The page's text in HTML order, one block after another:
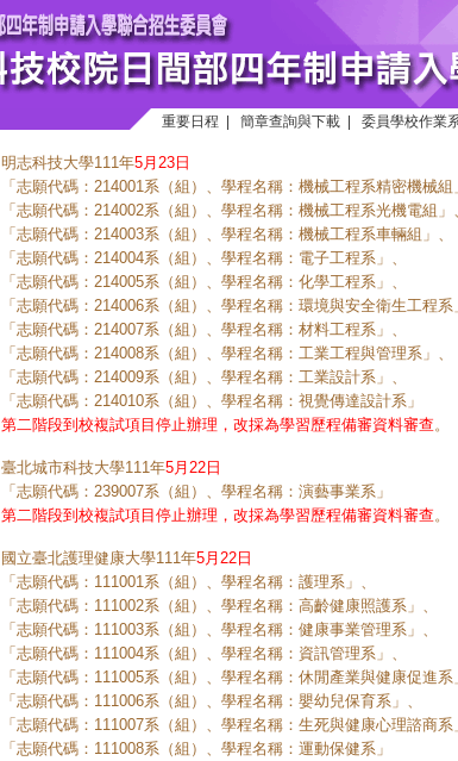
重要日程 簡章查詢與下載 委員學校作業
明志科技大學111年5月23日
「志願代碼：214001系（組）、學程名稱：機械工程系精密機械組
「志願代碼：214002系（組）、學程名稱：機械工程系光機電組」
「志願代碼：214003系（組）、學程名稱：機械工程系車輛組」、
「志願代碼：214004系（組）、學程名稱：電子工程系」、
「志願代碼：214005系（組）、學程名稱：化學工程系」、
「志願代碼：214006系（組）、學程名稱：環境與安全衛生工程系
「志願代碼：214007系（組）、學程名稱：材料工程系」、
「志願代碼：214008系（組）、學程名稱：工業工程與管理系」、
「志願代碼：214009系（組）、學程名稱：工業設計系」、
「志願代碼：214010系（組）、學程名稱：視覺傳達設計系」
第二階段到校複試項目停止辦理，改採為學習歷程備審資料審查。
臺北城市科技大學111年5月22日
「志願代碼：239007系（組）、學程名稱：演藝事業系」
第二階段到校複試項目停止辦理，改採為學習歷程備審資料審查。
國立臺北護理健康大學111年5月22日
「志願代碼：111001系（組）、學程名稱：護理系」、
「志願代碼：111002系（組）、學程名稱：高齡健康照護系」、
「志願代碼：111003系（組）、學程名稱：健康事業管理系」、
「志願代碼：111004系（組）、學程名稱：資訊管理系」、
「志願代碼：111005系（組）、學程名稱：休閒產業與健康促進系
「志願代碼：111006系（組）、學程名稱：嬰幼兒保育系」、
「志願代碼：111007系（組）、學程名稱：生死與健康心理諮商系
「志願代碼：111008系（組）、學程名稱：運動保健系」